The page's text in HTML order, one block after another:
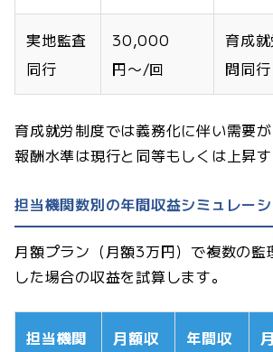
実地監査
同行
30,000
円〜/回
育成
問同行
育成就労制度では義務化に伴い需要が
報酬水準は現行と同等もしくは上昇す
担当機関数別の年間収益シミュレー
月額プラン（月額3万円）で複数の監
した場合の収益を試算します。
担当機関
月額収
年間収